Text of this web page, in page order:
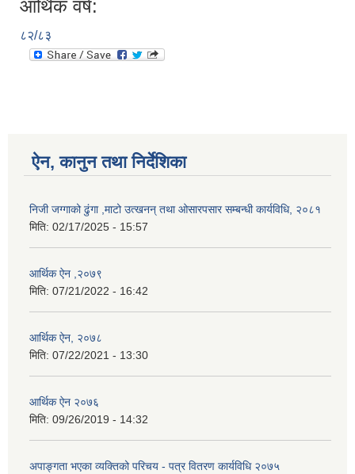
आर्थिक वर्ष:
८२/८३
ऐन, कानुन तथा निर्देशिका
निजी जग्गाको ढुंगा ,माटो उत्खनन् तथा ओसारपसार सम्बन्धी कार्यविधि, २०८१
मिति: 02/17/2025 - 15:57
आर्थिक ऐन ,२०७९
मिति: 07/21/2022 - 16:42
आर्थिक ऐन, २०७८
मिति: 07/22/2021 - 13:30
आर्थिक ऐन २०७६
मिति: 09/26/2019 - 14:32
अपाङ्गता भएका व्यक्तिको परिचय - पत्र वितरण कार्यविधि २०७५